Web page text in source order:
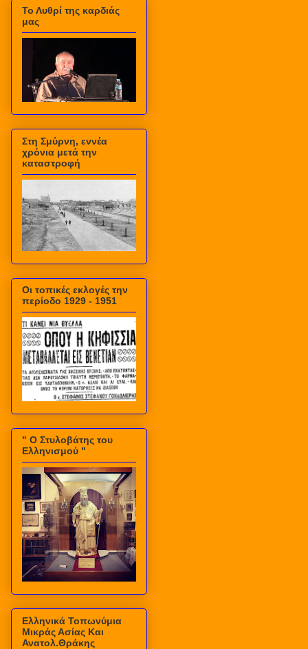
Το Λυθρί της καρδιάς
μας
Στη Σμύρνη, εννέα
χρόνια μετά την
καταστροφή
Οι τοπικές εκλογές την
περίοδο 1929 - 1951
" Ο Στυλοβάτης του
Ελληνισμού "
Ελληνικά Τοπωνύμια
Μικράς Ασίας Και
Ανατολ.Θράκης